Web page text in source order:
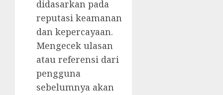
didasarkan pada
reputasi keamanan
dan kepercayaan.
Mengecek ulasan
atau referensi dari
pengguna
sebelumnya akan